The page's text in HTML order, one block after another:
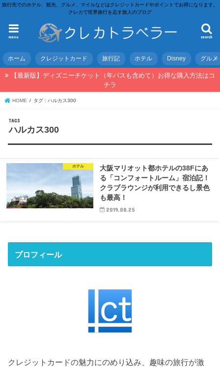
旅行先でのホテル、観光、グルメ、マイルなどはクレジットカードやポイントでお得になります。
クレカで世界旅行を志す旅人のブログ
search
menu
ホーム クレジットカード 旅行記 ホテル Disney グルメ
【最新版】ディズニーチケット（年パスも含めて）お得な購入方法はコ
チラ
HOME タグ : ハルカス300
ハルカス300
ホテル
大阪マリオット都ホテルの38Fにあ
る「コンフォートルーム」宿泊記！
クラブラウンジが利用できるし景色
も最高！
2019.08.25
プロフィール
クレジットカードの魅力にのめり込み、趣味の旅行が激